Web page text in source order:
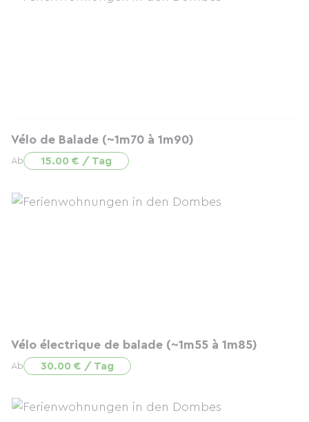
Vélo de Balade (~1m70 à 1m90)
Ab 15.00 € / Tag
Vélo électrique de balade (~1m55 à 1m85)
Ab 30.00 € / Tag